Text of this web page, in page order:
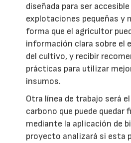
diseñada para ser
explotaciones pequeñas y
forma que el agricultor
información clara sobre el
del cultivo, y recibir
prácticas para utilizar
insumos.
Otra línea de trabajo será
carbono que puede quedar
mediante la aplicación de
proyecto analizará si esta